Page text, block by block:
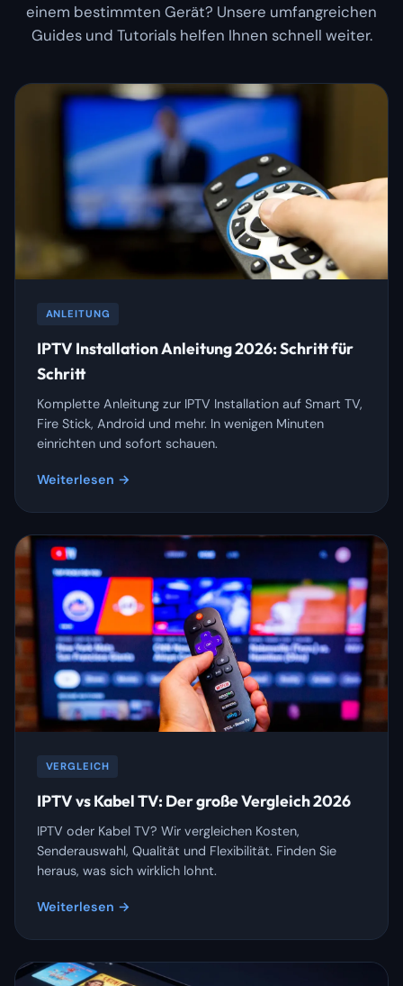
einem bestimmten Gerät? Unsere umfangreichen
Guides und Tutorials helfen Ihnen schnell weiter.
ANLEITUNG
IPTV Installation Anleitung 2026: Schritt für
Schritt
Komplette Anleitung zur IPTV Installation auf Smart TV,
Fire Stick, Android und mehr. In wenigen Minuten
einrichten und sofort schauen.
Weiterlesen →
VERGLEICH
IPTV vs Kabel TV: Der große Vergleich 2026
IPTV oder Kabel TV? Wir vergleichen Kosten,
Senderauswahl, Qualität und Flexibilität. Finden Sie
heraus, was sich wirklich lohnt.
Weiterlesen →